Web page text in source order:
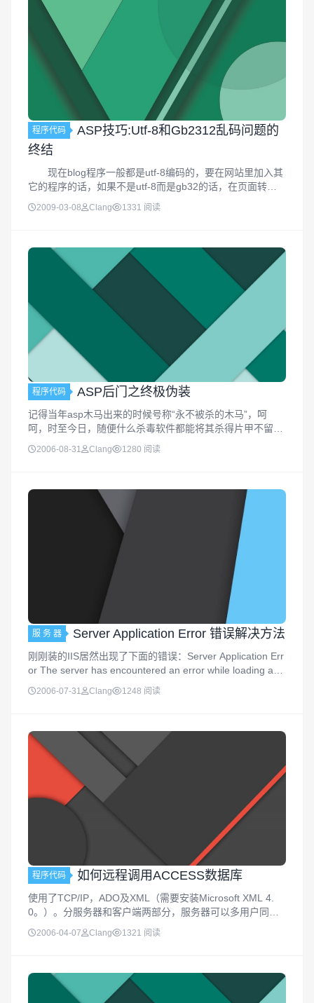
程序代码
ASP技巧:Utf-8和Gb2312乱码问题的
终结
现在blog程序一般都是utf-8编码的，要在网站里加入其
它的程序的话，如果不是utf-8而是gb32的话，在页面转换
的时候很容易出现打开的页面时乱码，经过查找资料和测
试，总结出现在最好的一个方法，先了解一下基础的代码：
2009-03-08 Clang 1331 阅读
程序代码 ASP后门之终极伪装
记得当年asp木马出来的时候号称“永不被杀的木马”，呵
呵，时至今日，随便什么杀毒软件都能将其杀得片甲不留^_
^呵呵，受到木马换壳躲避杀毒软件思路影响，我们也可以
给asp木马“加壳”（呵呵，当然不是用UPX等）。还等什
2006-08-31 Clang 1280 阅读
服 务 器 Server Application Error 错误解决方法
刚刚装的IIS居然出现了下面的错误：Server Application Err
or The server has encountered an error while loading an
2006-07-31 Clang 1248 阅读
程序代码 如何远程调用ACCESS数据库
使用了TCP/IP，ADO及XML（需要安装Microsoft XML 4.
0。）。分服务器和客户端两部分，服务器可以多用户同时
连接。远程连接Access数据库有很多方法，我以前已经比较
详细的回答过（见下面所列的5种方法），我现在这个...
2006-04-07 Clang 1321 阅读